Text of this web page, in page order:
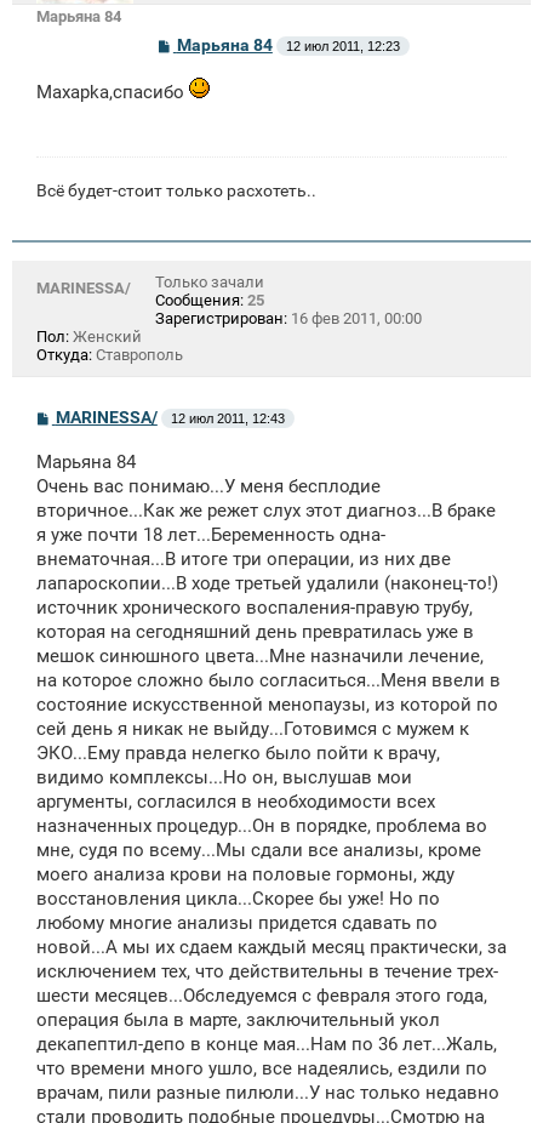
Марьяна 84
С
о
б
Марьяна 84 12 июл 2011, 12:23
Maxapka,спасибо
Всё будет-стоит только расхотеть..
MARINESSA/
Только зачали
Сообщения: 25
Зарегистрирован: 16 фев 2011, 00:00
Пол: Женский
Откуда: Ставрополь
С
о
б
щ
н
и
е
MARINESSA/ 12 июл 2011, 12:43
Марьяна 84
Очень вас понимаю...У меня бесплодие
вторичное...Как же режет слух этот диагноз...В браке
я уже почти 18 лет...Беременность одна-
внематочная...В итоге три операции, из них две
лапароскопии...В ходе третьей удалили (наконец-то!)
источник хронического воспаления-правую трубу,
которая на сегодняшний день превратилась уже в
мешок синюшного цвета...Мне назначили лечение,
на которое сложно было согласиться...Меня ввели в
состояние искусственной менопаузы, из которой по
сей день я никак не выйду...Готовимся с мужем к
ЭКО...Ему правда нелегко было пойти к врачу,
видимо комплексы...Но он, выслушав мои
аргументы, согласился в необходимости всех
назначенных процедур...Он в порядке, проблема во
мне, судя по всему...Мы сдали все анализы, кроме
моего анализа крови на половые гормоны, жду
восстановления цикла...Скорее бы уже! Но по
любому многие анализы придется сдавать по
новой...А мы их сдаем каждый месяц практически, за
исключением тех, что действительны в течение трех-
шести месяцев...Обследуемся с февраля этого года,
операция была в марте, заключительный укол
декапептил-депо в конце мая...Нам по 36 лет...Жаль,
что времени много ушло, все надеялись, ездили по
врачам, пили разные пилюли...У нас только недавно
стали проводить подобные процедуры...Смотрю на